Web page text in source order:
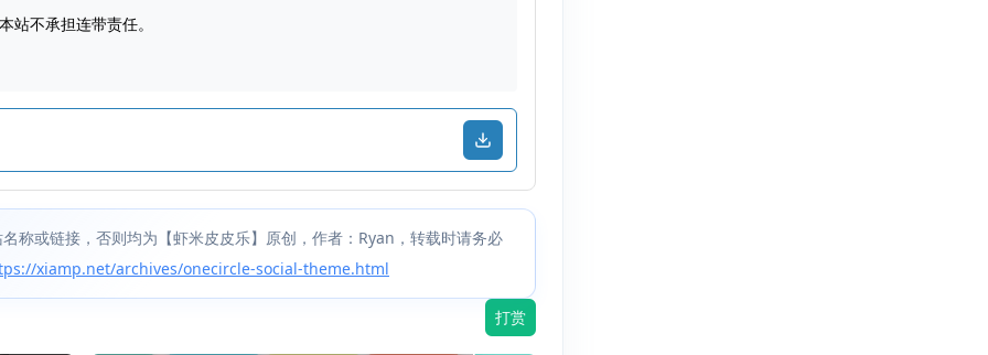
站不承担连带责任。
称或链接，否则均为【虾米皮皮乐】原创，作者：Ryan，转载时请务必
xiamp.net/archives/onecircle-social-theme.html
打赏